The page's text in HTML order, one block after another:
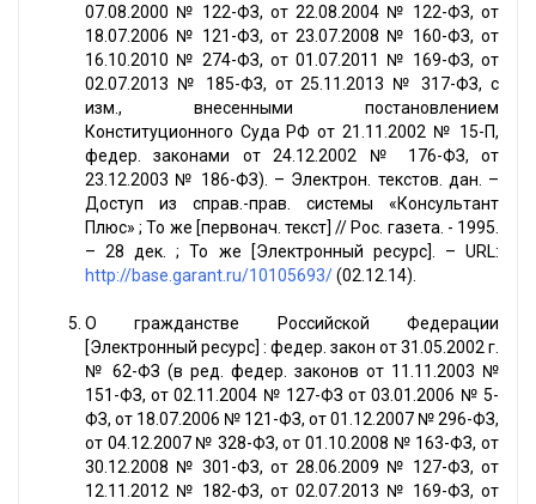
07.08.2000 № 122-ФЗ, от 22.08.2004 № 122-ФЗ, от
18.07.2006 № 121-ФЗ, от 23.07.2008 № 160-ФЗ, от
16.10.2010 № 274-ФЗ, от 01.07.2011 № 169-ФЗ, от
02.07.2013 № 185-ФЗ, от 25.11.2013 № 317-ФЗ, с
изм., внесенными постановлением
Конституционного Суда РФ от 21.11.2002 № 15-П,
федер. законами от 24.12.2002 № 176-ФЗ, от
23.12.2003 № 186-ФЗ). – Электрон. текстов. дан. –
Доступ из справ.-прав. системы «Консультант
Плюс» ; То же [первонач. текст] // Рос. газета. - 1995.
– 28 дек. ; То же [Электронный ресурс]. – URL:
http://base.garant.ru/10105693/(02.12.14).
О гражданстве Российской Федерации
[Электронный ресурс] : федер. закон от 31.05.2002 г.
№ 62-ФЗ (в ред. федер. законов от 11.11.2003 №
151-ФЗ, от 02.11.2004 № 127-ФЗ от 03.01.2006 № 5-
ФЗ, от 18.07.2006 № 121-ФЗ, от 01.12.2007 № 296-ФЗ,
от 04.12.2007 № 328-ФЗ, от 01.10.2008 № 163-ФЗ, от
30.12.2008 № 301-ФЗ, от 28.06.2009 № 127-ФЗ, от
12.11.2012 № 182-ФЗ, от 02.07.2013 № 169-ФЗ, от